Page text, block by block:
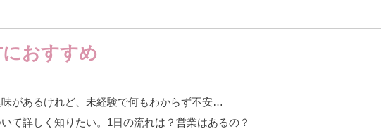
おすすめ
があるけれど、未経験で何もわからず不安…
て詳しく知りたい。1日の流れは？営業はあるの？